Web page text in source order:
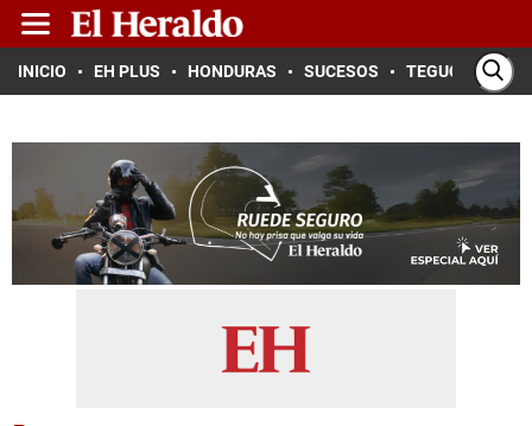
INICIO EH PLUS HONDURAS SUCESOS TEGUCIGALPA